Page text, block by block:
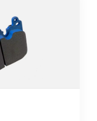
0 von 5 Sternen